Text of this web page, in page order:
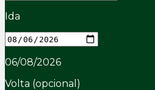
Ida
06/08/2026
Volta (opcional)